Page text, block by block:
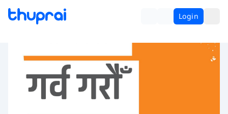
Login